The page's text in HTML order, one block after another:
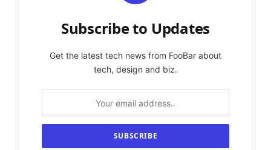
Subscribe to Updates
Get the latest tech news from FooBar about
tech, design and biz.